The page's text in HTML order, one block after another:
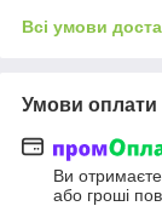
Всі умови
Умови оплати
Ви
або гроші